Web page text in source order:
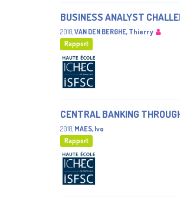
BUSINESS ANALYST
2018 VAN DEN BERGHE, Thierry
Rapport
CENTRAL BANKING
2018 MAES, Ivo
Rapport